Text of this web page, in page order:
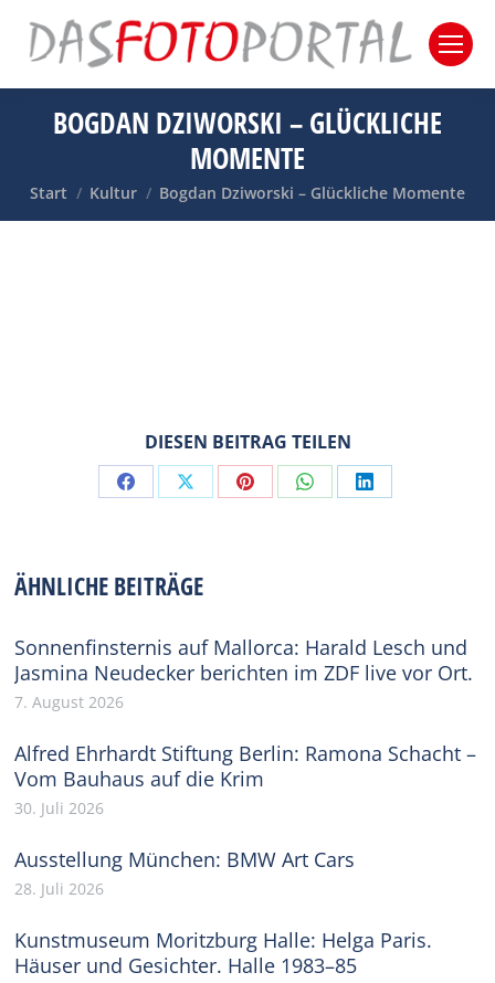
BOGDAN DZIWORSKI – GLÜCKLICHE
MOMENTE
Sie befinden sich hier:
Start Kultur Bogdan Dziworski – Glückliche Momente
DIESEN BEITRAG TEILEN
Share Share Share Share Share
ÄHNLICHE BEITRÄGE
Sonnenfinsternis auf Mallorca: Harald Lesch und
Jasmina Neudecker berichten im ZDF live vor Ort.
7. August 2026
Alfred Ehrhardt Stiftung Berlin: Ramona Schacht –
Vom Bauhaus auf die Krim
30. Juli 2026
Ausstellung München: BMW Art Cars
28. Juli 2026
Kunstmuseum Moritzburg Halle: Helga Paris.
Häuser und Gesichter. Halle 1983–85